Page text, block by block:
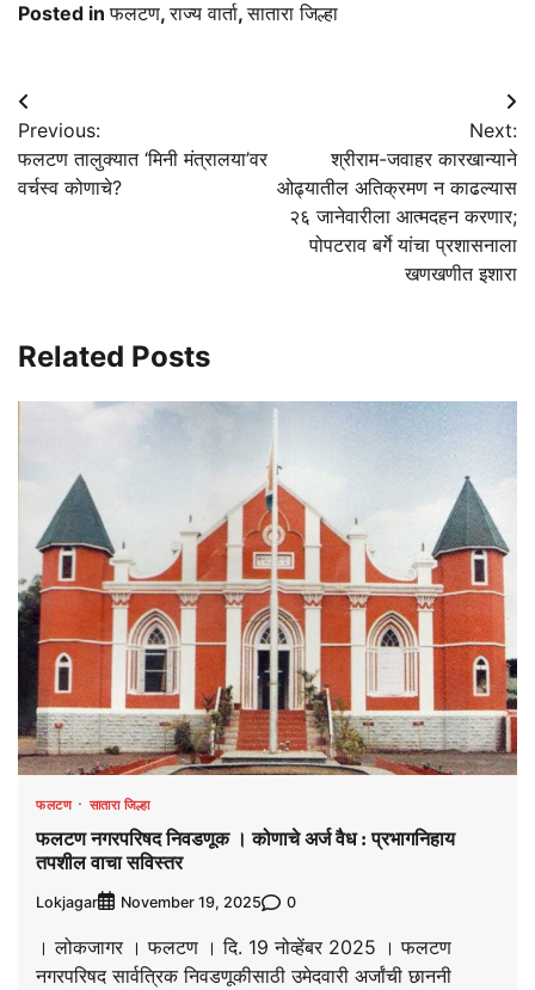
Posted inफलटण,राज्य वार्ता,सातारा जिल्हा
Post
navigation
Previous:
फलटण तालुक्यात ‘मिनी मंत्रालया’वर
वर्चस्व कोणाचे?
Next:
श्रीराम-जवाहर कारखान्याने
ओढ्यातील अतिक्रमण न काढल्यास
२६ जानेवारीला आत्मदहन करणार;
पोपटराव बर्गे यांचा प्रशासनाला
खणखणीत इशारा
Related Posts
फलटण सातारा जिल्हा
फलटण नगरपरिषद निवडणूक । कोणाचे अर्ज वैध : प्रभागनिहाय
तपशील वाचा सविस्तर
Lokjagar November 19, 2025 0
। लोकजागर । फलटण । दि. 19 नोव्हेंबर 2025 । फलटण
नगरपरिषद सार्वत्रिक निवडणूकीसाठी उमेदवारी अर्जांची छाननी